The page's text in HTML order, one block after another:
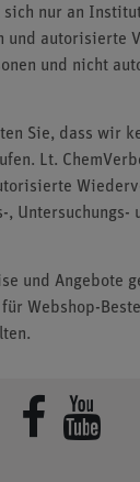
nur an
und autorisierte
und nicht
Sie, dass wir
Lt.
, Untersuchungs-
und Angebote
Webshop-